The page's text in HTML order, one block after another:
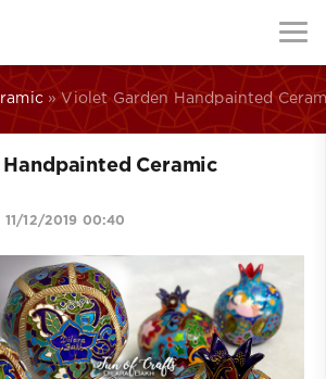
» Violet Garden Handpainted
Ceramic
11/12/2019 00:40